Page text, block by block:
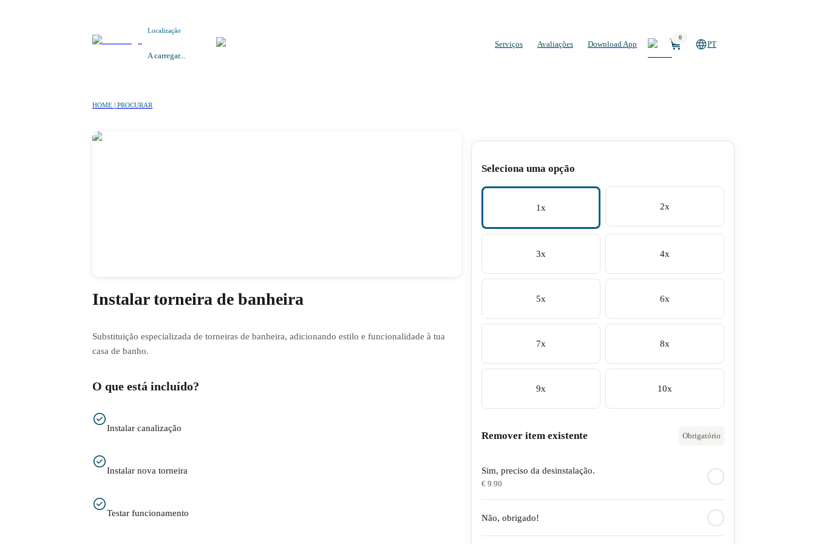
Localização
A carregar...
Serviços Avaliações Download App
0
PT
HOME | PROCURAR
Instalar torneira de banheira
Substituição especializada de torneiras de banheira, adicionando estilo e funcionalidade à tua
casa de banho.
O que está incluído?
Instalar canalização
Instalar nova torneira
Testar funcionamento
Seleciona uma opção
1x 2x
3x 4x
5x 6x
7x 8x
9x 10x
Remover item existente Obrigatório
Sim, preciso da desinstalação.
€ 9.90
Não, obrigado!